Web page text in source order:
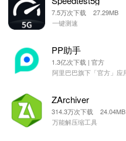
7.5万次下载 27.29MB
一键测速
PP助手
1.3亿次下载 | 官方
ZArchiver
314.3万次下载 24.04MB
万能解压缩工具